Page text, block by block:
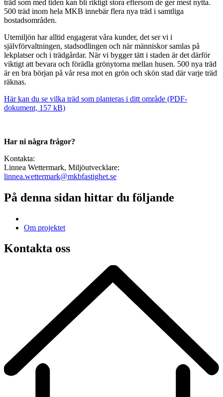
träd som med tiden kan bli riktigt stora eftersom de ger mest nytta.
500 träd inom hela MKB innebär flera nya träd i samtliga
bostadsområden.
Utemiljön har alltid engagerat våra kunder, det ser vi i
självförvaltningen, stadsodlingen och när människor samlas på
lekplatser och i trädgårdar. När vi bygger tätt i staden är det därför
viktigt att bevara och förädla grönytorna mellan husen. 500 nya träd
är en bra början på vår resa mot en grön och skön stad där varje träd
räknas.
Här kan du se vilka träd som planteras i ditt område (PDF-
dokument, 157 kB)
Har ni några frågor?
Kontakta:
Linnea Wettermark, Miljöutvecklare:
linnea.wettermark@mkbfastighet.se
På denna sidan hittar du följande
Om projektet
Kontakta oss